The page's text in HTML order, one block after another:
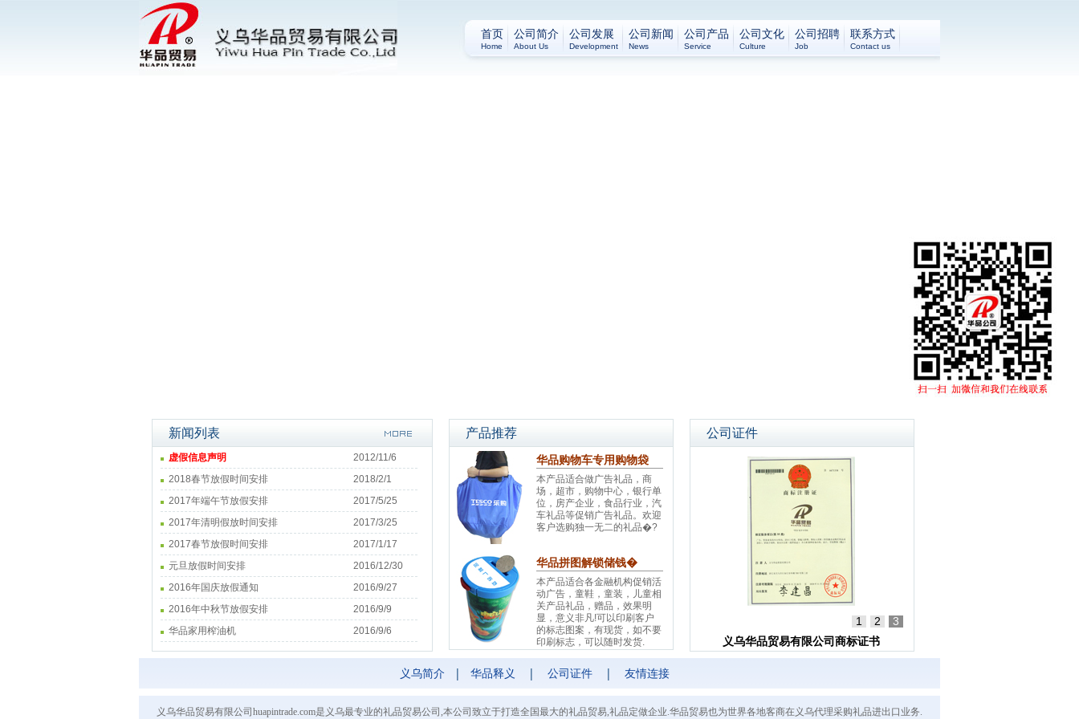
首页
Home
公司简介
About Us
公司发展
Development
公司新闻
News
公司产品
Service
公司文化
Culture
公司招聘
Job
联系方式
Contact us
新闻列表
虚假信息声明
2012/11/6
2018春节放假时间安排
2018/2/1
2017年端午节放假安排
2017/5/25
2017年清明假放时间安排
2017/3/25
2017春节放假时间安排
2017/1/17
元旦放假时间安排
2016/12/30
2016年国庆放假通知
2016/9/27
2016年中秋节放假安排
2016/9/9
华品家用榨油机
2016/9/6
产品推荐
华品购物车专用购物袋
本产品适合做广告礼品，商
场，超市，购物中心，银行单
位，房产企业，食品行业，汽
车礼品等促销广告礼品。欢迎
客户选购独一无二的礼品�?
华品拼图解锁储钱�
本产品适合各金融机构促销活
动广告，童鞋，童装，儿童相
关产品礼品，赠品，效果明
显，意义非凡!可以印刷客户
的标志图案，有现货，如不要
印刷标志，可以随时发货.
公司证件
义乌华品贸易有限公司商标证书
1 2 3
义乌简介 | 华品释义 | 公司证件 | 友情连接
义乌华品贸易有限公司huapintrade.com是义乌最专业的礼品贸易公司,本公司致立于打造全国最大的礼品贸易,礼品定做企业.华品贸易也为世界各地客商在义乌代理采购礼品进出口业务.